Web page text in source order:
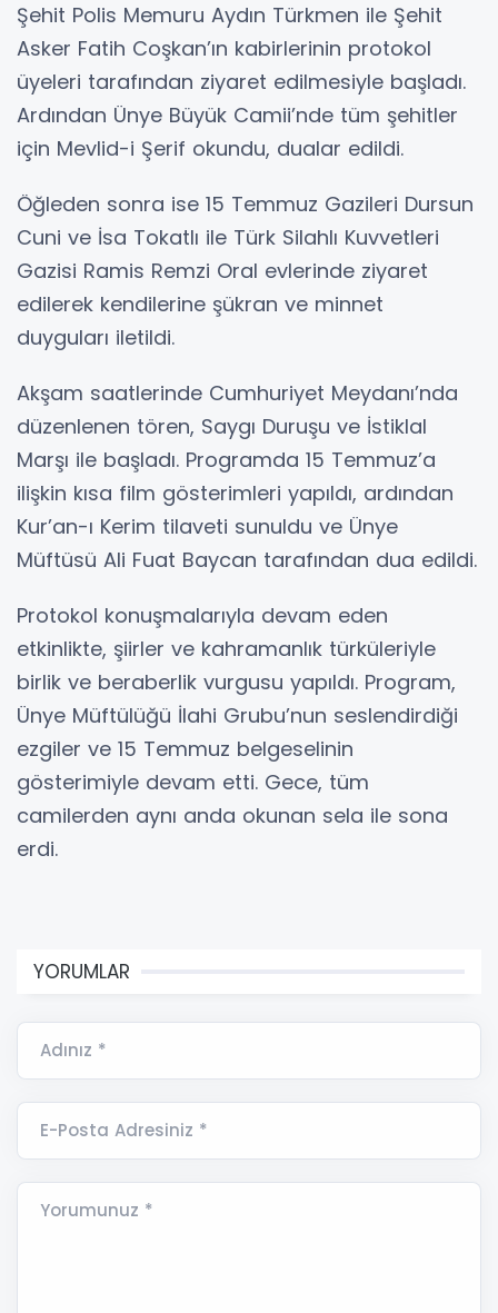
Şehit Polis Memuru Aydın Türkmen ile Şehit
Asker Fatih Coşkan’ın kabirlerinin protokol
üyeleri tarafından ziyaret edilmesiyle başladı.
Ardından Ünye Büyük Camii’nde tüm şehitler
için Mevlid-i Şerif okundu, dualar edildi.
Öğleden sonra ise 15 Temmuz Gazileri Dursun
Cuni ve İsa Tokatlı ile Türk Silahlı Kuvvetleri
Gazisi Ramis Remzi Oral evlerinde ziyaret
edilerek kendilerine şükran ve minnet
duyguları iletildi.
Akşam saatlerinde Cumhuriyet Meydanı’nda
düzenlenen tören, Saygı Duruşu ve İstiklal
Marşı ile başladı. Programda 15 Temmuz’a
ilişkin kısa film gösterimleri yapıldı, ardından
Kur’an-ı Kerim tilaveti sunuldu ve Ünye
Müftüsü Ali Fuat Baycan tarafından dua edildi.
Protokol konuşmalarıyla devam eden
etkinlikte, şiirler ve kahramanlık türküleriyle
birlik ve beraberlik vurgusu yapıldı. Program,
Ünye Müftülüğü İlahi Grubu’nun seslendirdiği
ezgiler ve 15 Temmuz belgeselinin
gösterimiyle devam etti. Gece, tüm
camilerden aynı anda okunan sela ile sona
erdi.
YORUMLAR
Adınız *
E-Posta Adresiniz *
Yorumunuz *